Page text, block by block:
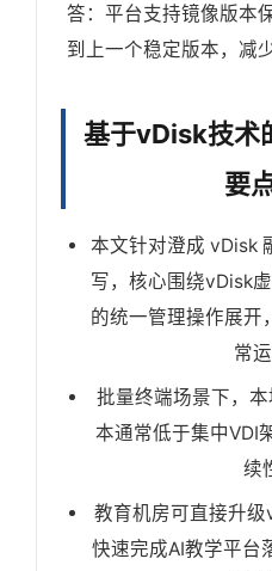
答：平台支持镜像版本
到上一个稳定版本，减
基于vDisk技术
要
本文针对澄成 vDisk
写，核心围绕vDisk
的统一管理操作展开
常
批量终端场景下，
本通常低于集中VDI
续
教育机房可直接升级
快速完成AI教学平台